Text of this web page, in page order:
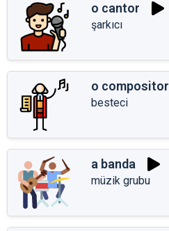
o cantor
şarkıcı
o compositor
besteci
a banda
müzik grubu